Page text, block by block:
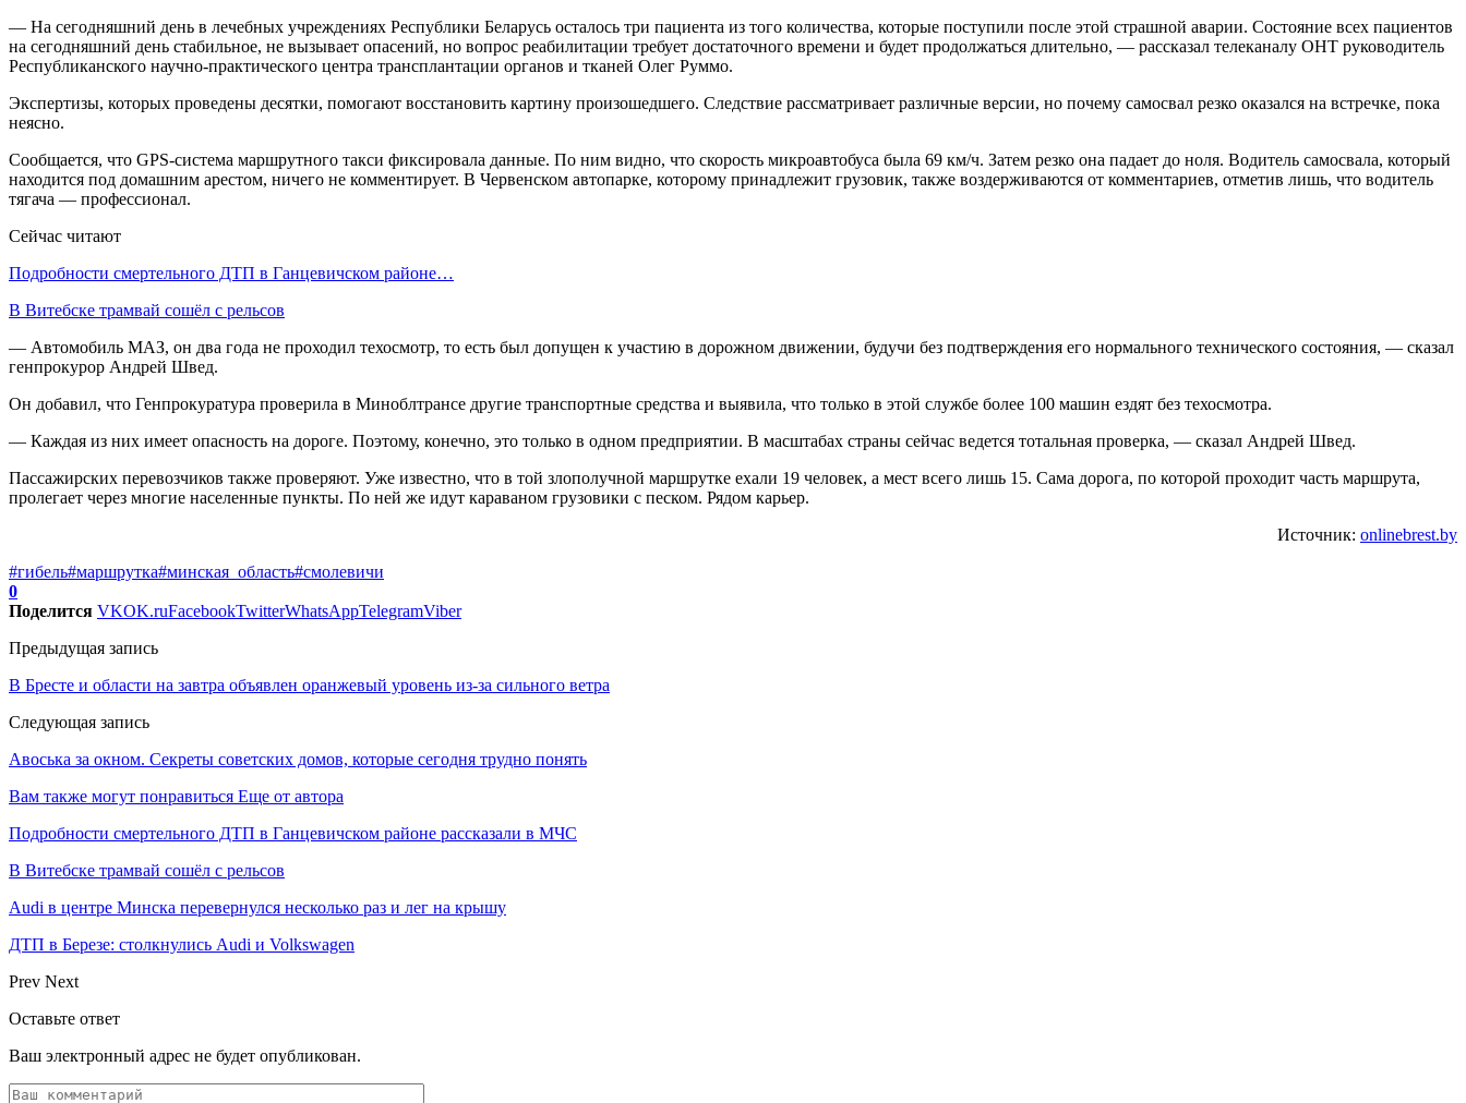
— На сегодняшний день в лечебных учреждениях Республики Беларусь осталось три пациента из того количества, которые поступили после этой страшной аварии. Состояние всех пациентов
на сегодняшний день стабильное, не вызывает опасений, но вопрос реабилитации требует достаточного времени и будет продолжаться длительно, — рассказал телеканалу ОНТ руководитель
Республиканского научно-практического центра трансплантации органов и тканей Олег Руммо.
Экспертизы, которых проведены десятки, помогают восстановить картину произошедшего. Следствие рассматривает различные версии, но почему самосвал резко оказался на встречке, пока
неясно.
Сообщается, что GPS-система маршрутного такси фиксировала данные. По ним видно, что скорость микроавтобуса была 69 км/ч. Затем резко она падает до ноля. Водитель самосвала, который
находится под домашним арестом, ничего не комментирует. В Червенском автопарке, которому принадлежит грузовик, также воздерживаются от комментариев, отметив лишь, что водитель
тягача — профессионал.
Сейчас читают
Подробности смертельного ДТП в Ганцевичском районе…
В Витебске трамвай сошёл с рельсов
— Автомобиль МАЗ, он два года не проходил техосмотр, то есть был допущен к участию в дорожном движении, будучи без подтверждения его нормального технического состояния, — сказал
генпрокурор Андрей Швед.
Он добавил, что Генпрокуратура проверила в Миноблтрансе другие транспортные средства и выявила, что только в этой службе более 100 машин ездят без техосмотра.
— Каждая из них имеет опасность на дороге. Поэтому, конечно, это только в одном предприятии. В масштабах страны сейчас ведется тотальная проверка, — сказал Андрей Швед.
Пассажирских перевозчиков также проверяют. Уже известно, что в той злополучной маршрутке ехали 19 человек, а мест всего лишь 15. Сама дорога, по которой проходит часть маршрута,
пролегает через многие населенные пункты. По ней же идут караваном грузовики с песком. Рядом карьер.
Источник: onlinebrest.by
#гибель#маршрутка#минская_область#смолевичи
0
Поделится VKOK.ruFacebookTwitterWhatsAppTelegramViber
Предыдущая запись
В Бресте и области на завтра объявлен оранжевый уровень из-за сильного ветра
Следующая запись
Авоська за окном. Секреты советских домов, которые сегодня трудно понять
Вам также могут понравиться Еще от автора
Подробности смертельного ДТП в Ганцевичском районе рассказали в МЧС
В Витебске трамвай сошёл с рельсов
Audi в центре Минска перевернулся несколько раз и лег на крышу
ДТП в Березе: столкнулись Audi и Volkswagen
Prev Next
Оставьте ответ
Ваш электронный адрес не будет опубликован.